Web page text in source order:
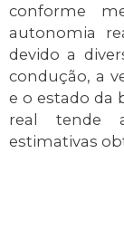
conforme
autonomia
devido a
condução, a
e o estado da
real tende
estimativas